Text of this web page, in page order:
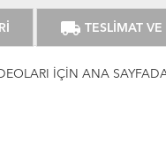
local_shipping TESLİMAT VE
İÇİN ANA